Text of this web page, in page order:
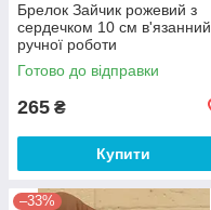
Брелок Зайчик рожевий з
сердечком 10 см в'язанний
ручної роботи
Готово до відправки
265 ₴
Купити
–33%